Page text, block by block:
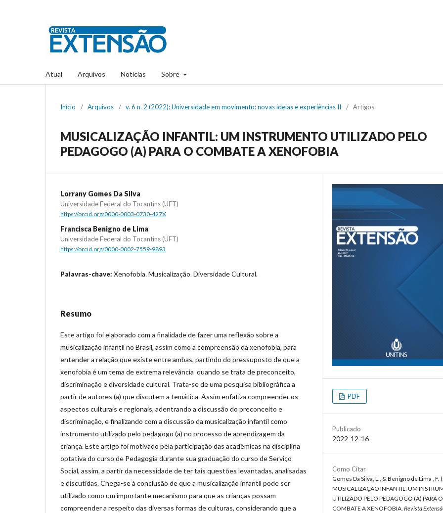
Atual Arquivos Notícias Sobre
Início / Arquivos / v. 6 n. 2 (2022): Universidade em movimento: novas ideias e experiências II / Artigos
MUSICALIZAÇÃO INFANTIL: UM INSTRUMENTO UTILIZADO PELO
PEDAGOGO (A) PARA O COMBATE A XENOFOBIA
Lorrany Gomes Da Silva
Universidade Federal do Tocantins (UFT)
https://orcid.org/0000-0003-0730-427X
Francisca Benigno de Lima
Universidade Federal do Tocantins (UFT)
https://orcid.org/0000-0002-7559-9893
Palavras-chave: Xenofobia. Musicalização. Diversidade Cultural.
Resumo
Este artigo foi elaborado com a finalidade de fazer uma reflexão sobre a
musicalização infantil no Brasil, assim como a compreensão da xenofobia, para
entender a relação que existe entre ambas, partindo do pressuposto de que a
xenofobia é um tema de extrema relevância quando se trata de preconceito,
discriminação e diversidade cultural. Trata-se de uma pesquisa bibliográfica a
partir de autores (a) que discutem a temática. Assim enfatiza compreender os
aspectos culturais e regionais, adentrando a discussão do preconceito e
discriminação, e finalizando com a discussão da musicalização infantil como
instrumento utilizado pelo pedagogo (a) no processo de aprendizagem da
criança. Este artigo foi motivado pela participação das acadêmicas na disciplina
optativa do curso de Pedagogia durante sua graduação do curso de Serviço
Social, assim, a partir da necessidade de ter tais questões levantadas, analisadas
e discutidas. Chega-se à conclusão de que a musicalização infantil pode ser
utilizado como um importante mecanismo para que as crianças possam
compreender a respeito das diversas formas de culturas, considerando que a
PDF
Publicado
2022-12-16
Como Citar
Gomes Da Silva, L., & Benigno de Lima , F.
MUSICALIZAÇÃO INFANTIL: UM
UTILIZADO PELO PEDAGOGO (A) PARA O
COMBATE A XENOFOBIA. Revista